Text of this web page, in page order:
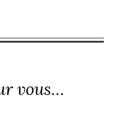
vous…